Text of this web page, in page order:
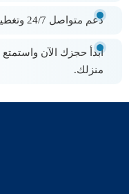
دعم متواصل 24/7 وتغطية واسعة للمملكة.
ابدأ حجزك الآن
منزلك.